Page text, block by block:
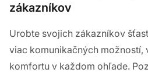
zákazníkov
Urobte svojich zákazníkov
viac komunikačných možností,
komfortu v každom ohľade.